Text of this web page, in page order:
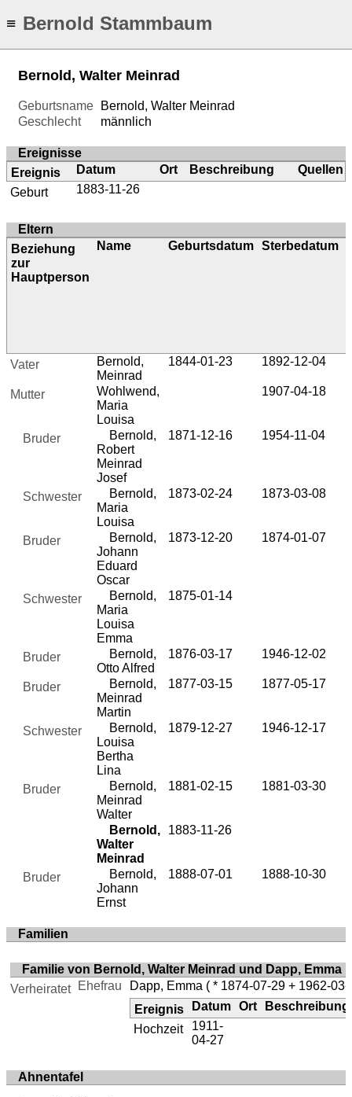
≡ Bernold Stammbaum
Bernold, Walter Meinrad
Geburtsname
Bernold, Walter Meinrad
Geschlecht
männlich
Ereignisse
Ereignis
Datum Ort Beschreibung
Quellen
Geburt
1883-11-26
Eltern
Beziehung
zur
Hauptperson
Name Geburtsdatum Sterbedatum
Vater
Bernold,
Meinrad
1844-01-23 1892-12-04
Mutter
Wohlwend,
Maria
Louisa
1907-04-18
Bruder
Bernold,
Robert
Meinrad
Josef
1871-12-16 1954-11-04
Schwester
Bernold,
Maria
Louisa
1873-02-24 1873-03-08
Bruder
Bernold,
Johann
Eduard
Oscar
1873-12-20 1874-01-07
Schwester
Bernold,
Maria
Louisa
Emma
1875-01-14
Bruder
Bernold,
Otto Alfred
1876-03-17 1946-12-02
Bruder
Bernold,
Meinrad
Martin
1877-03-15 1877-05-17
Schwester
Bernold,
Louisa
Bertha
Lina
1879-12-27 1946-12-17
Bruder
Bernold,
Meinrad
Walter
1881-02-15 1881-03-30
Bernold,
Walter
Meinrad
1883-11-26
Bruder
Bernold,
Johann
Ernst
1888-07-01 1888-10-30
Familien
Familie von Bernold, Walter Meinrad und Dapp, Emma
Verheiratet
Ehefrau Dapp, Emma ( * 1874-07-29 + 1962-03-
Ereignis
Datum Ort
Beschreibung
Hochzeit
1911-
04-27
Ahnentafel